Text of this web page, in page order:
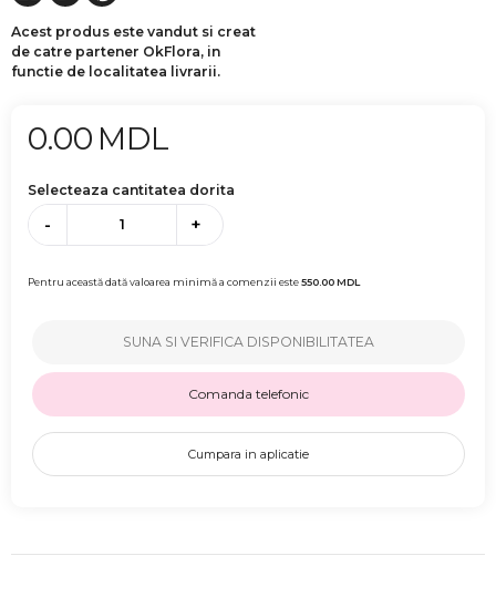
Acest produs este vandut si creat
de catre partener OkFlora, in
functie de localitatea livrarii.
0.00 MDL
Selecteaza cantitatea dorita
- +
Pentru această dată valoarea minimă a comenzii este550.00MDL
SUNA SI VERIFICA DISPONIBILITATEA
Comanda telefonic
Cumpara in aplicatie